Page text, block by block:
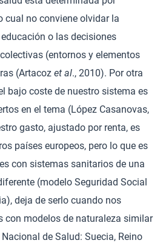
cual no conviene olvidar la
o las decisiones
(entornos y elementos
(Artacoz et al., 2010). Por otra
bajo coste de nuestro sistema es
en el tema (López Casanovas,
gasto, ajustado por renta, es
países europeos, pero lo que es
con sistemas sanitarios de una
(modelo Seguridad Social
deja de serlo cuando nos
con modelos de naturaleza similar
de Salud: Suecia, Reino